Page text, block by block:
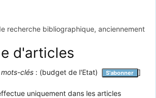
recherche bibliographique, anciennement
d'articles
clés : (budget de l'Etat) S'abonner ]
uniquement dans les articles